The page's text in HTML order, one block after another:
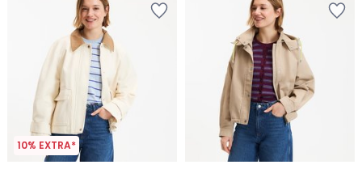
10% EXTRA*